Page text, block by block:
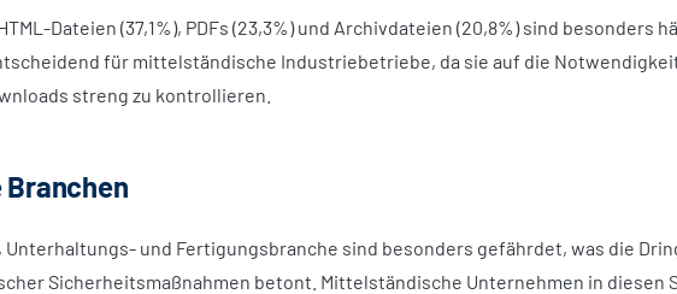
Dateien (37,1%), PDFs (23,3%) und Archivdateien (20,8%) sind besonders
für mittelständische Industriebetriebe, da sie auf die
streng zu kontrollieren.
Unterhaltungs- und Fertigungsbranche sind besonders gefährdet, was die
Sicherheitsmaßnahmen betont. Mittelständische Unternehmen in diesen